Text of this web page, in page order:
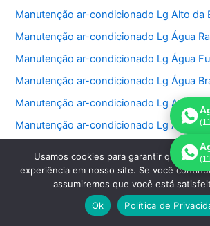
Manutenção ar-condicionado Lg Alto da
Manutenção ar-condicionado Lg Água
Manutenção ar-condicionado Lg Água
Manutenção ar-condicionado Lg Água
Manutenção ar-condicionado Lg
Manutenção ar-condicionado Lg
Manutenção ar-condicionado Lg Jardim
Manutenção ar-condicionado Lg Jardim
Manutenção ar-condicionado Lg Jardins
Manutenção ar-condicionado Lg Jockey
Usamos cookies para garantir que
experiência em nosso site. Se você
assumiremos que você está
Ok
Política de